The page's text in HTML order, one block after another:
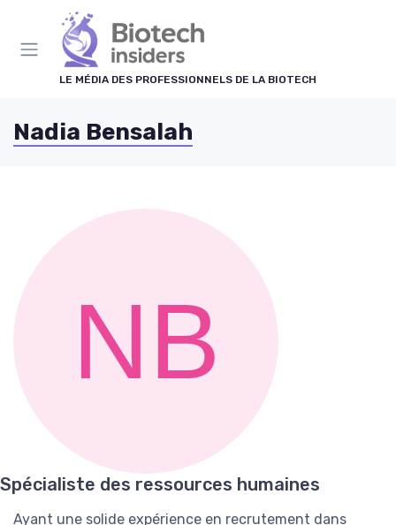
LE MÉDIA DES PROFESSIONNELS DE LA BIOTECH
Nadia Bensalah
Spécialiste des ressources humaines
Ayant une solide expérience en recrutement dans
Panneau de gestion des cookies